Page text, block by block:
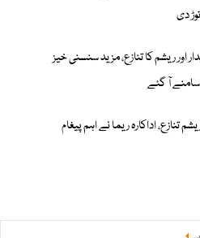
دی
اور ریشم کا تنازع، مزید سنسنی خیز
آ گئے
تنازع، اداکارہ ریما نے اہم پیغام